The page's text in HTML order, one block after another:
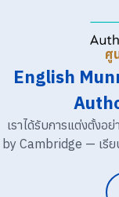
ศู
English
เราได้รับการแต่งตั้ง
by Cambridge — เรี